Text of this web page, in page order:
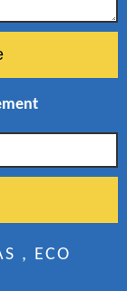
, ECO